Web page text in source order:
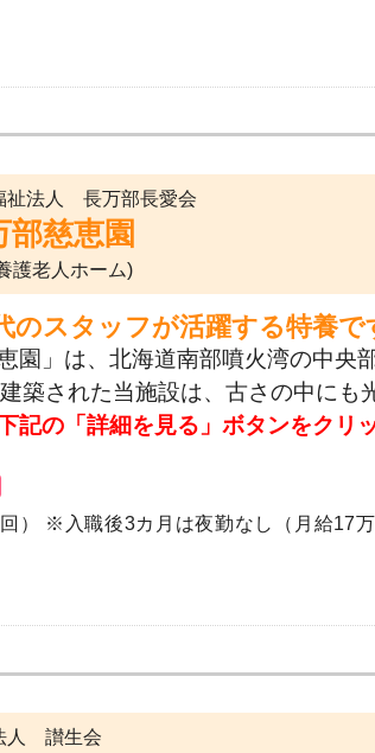
祉法人 長万部長愛会
部慈恵園
護老人ホーム)
のスタッフが活躍する特養で
園」は、北海道南部噴火湾の中央
築された当施設は、古さの中に
記の「詳細を見る」ボタンをクリ
※入職後3カ月は夜勤なし（月給17
人 讃生会